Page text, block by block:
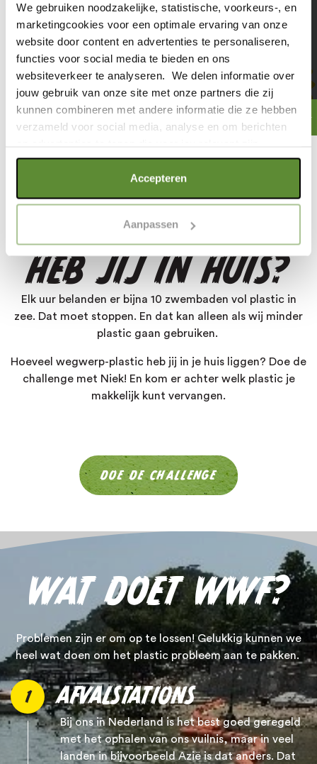
We gebruiken noodzakelijke, statistische, voorkeurs-, en
marketingcookies voor een optimale ervaring van onze
website door content en advertenties te personaliseren,
functies voor social media te bieden en ons
websiteverkeer te analyseren. We delen informatie over
jouw gebruik van onze site met onze partners die zij
kunnen combineren met andere informatie die ze hebben
verzameld voor social media, analyse en om berichten
Als je op "Alle cookies accepteren" klikt, ga je akkoord
met een optimaal gebruik van de website. Als je niet alle
"selectie toestaan" of "alleen noodzakelijke cookies", wat
wel gevolgen kan hebben voor de gebruiksvriendelijkheid
van de website. Voor meer inzage in de cookies klik dan
op "Cookie instellingen". Lees voor meer informatie
onzeCookie Policy.
Accepteren
Aanpassen
DOE DE
CHALLENGE
HOEVEEL PLASTIC
HEB JIJ IN HUIS?
Elk uur belanden er bijna 10 zwembaden vol plastic in
zee. Dat moet stoppen. En dat kan alleen als wij minder
plastic gaan gebruiken.
Hoeveel wegwerp-plastic heb jij in je huis liggen? Doe de
challenge met Niek! En kom er achter welk plastic je
makkelijk kunt vervangen.
DOE DE CHALLENGE
WAT DOET WWF?
Problemen zijn er om op te lossen! Gelukkig kunnen we
heel wat doen om het plastic probleem aan te pakken.
1 AFVALSTATIONS
Bij ons in Nederland is het best goed geregeld
met het ophalen van ons vuilnis, maar in veel
landen in bijvoorbeeld Azië is dat anders. Dat